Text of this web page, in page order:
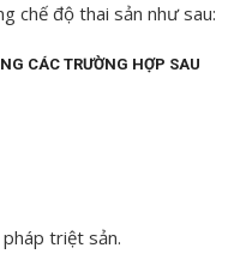
chế độ thai sản như sau:
CÁC TRƯỜNG HỢP SAU
triệt sản.